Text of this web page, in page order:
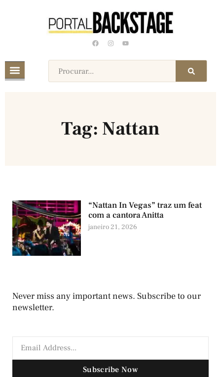
Tag: Nattan
“Nattan In Vegas” traz um feat
com a cantora Anitta
janeiro 21, 2026
Never miss any important news. Subscribe to our
newsletter.
Subscribe Now